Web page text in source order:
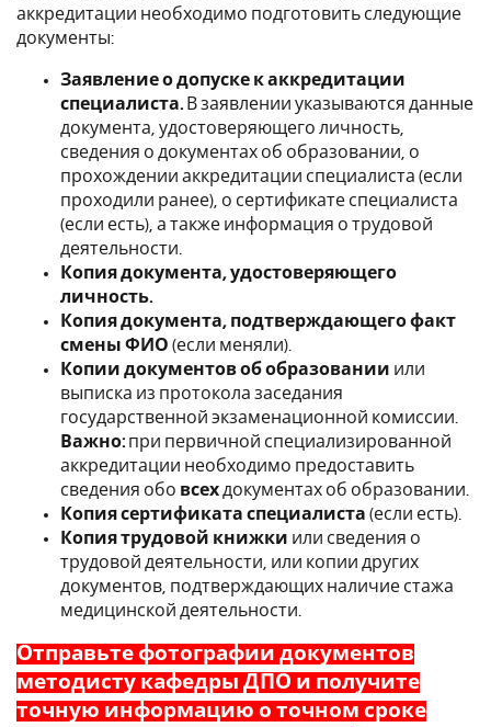
аккредитации необходимо подготовить следующие
документы:
Заявление о допуске к аккредитации
специалиста. В заявлении указываются данные
документа, удостоверяющего личность,
сведения о документах об образовании, о
прохождении аккредитации специалиста (если
проходили ранее), о сертификате специалиста
(если есть), а также информация о трудовой
деятельности.
Копия документа, удостоверяющего
личность.
Копия документа, подтверждающего факт
смены ФИО (если меняли).
Копии документов об образовании или
выписка из протокола заседания
государственной экзаменационной комиссии.
Важно: при первичной специализированной
аккредитации необходимо предоставить
сведения обо всех документах об образовании.
Копия сертификата специалиста (если есть).
Копия трудовой книжки или сведения о
трудовой деятельности, или копии других
документов, подтверждающих наличие стажа
медицинской деятельности.
Отправьте фотографии документов
методисту кафедры ДПО и получите
точную информацию о точном сроке